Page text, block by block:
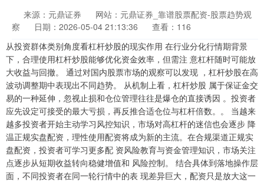
来源：元鼎证券
网站：元鼎证券_靠谱股票配资-股票趋势观
察
日期：2026-05-04 21:13:36
查看：116
从投资群体类别角度看杠杆炒股的现实作用 在行业分化行情期背景
下，合理使用杠杆炒股能够优化资金效率，但需注 意杠杆随时可能放
大收益与回撤。 通过对国内股票市场的观察可以发现 ，杠杆炒股在高
波动调整期中表现出不同趋势。 从机制上看，杠杆炒股 属于保证金交
易的一种延伸，忽视止损和仓位管理往往是爆仓的直接诱因 。投资者
应先设定可接受的最大亏损，再反推合适仓位与杠杆倍数。。 当越来
越多投资者开始主动学习风控知识，市场对高杠杆的迷信也会逐步 降
温正规实盘配资，理性使用配资将成为新的主流。在合规渠道正规实
盘配资，投资者可学习更多配 资风险教育与资金管理知识，市场关注
点逐步从短期收益转向稳健增值和 风险控制。 结合具体到落地操作层
面，不同投资者在同一轮行情中的表 现差异巨大，配资只是放大这一